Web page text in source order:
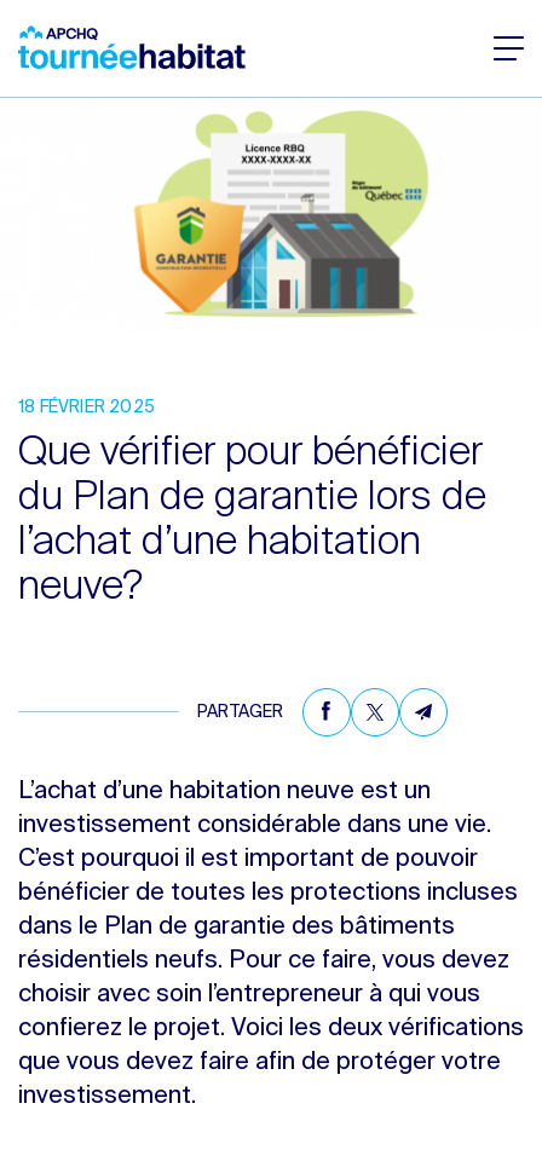
18 FÉVRIER 2025
Que vérifier pour bénéficier
du Plan de garantie lors de
l’achat d’une habitation
neuve?
PARTAGER
L’achat d’une habitation neuve est un
investissement considérable dans une vie.
C’est pourquoi il est important de pouvoir
bénéficier de toutes les protections incluses
dans le Plan de garantie des bâtiments
résidentiels neufs. Pour ce faire, vous devez
choisir avec soin l’entrepreneur à qui vous
confierez le projet. Voici les deux vérifications
que vous devez faire afin de protéger votre
investissement.